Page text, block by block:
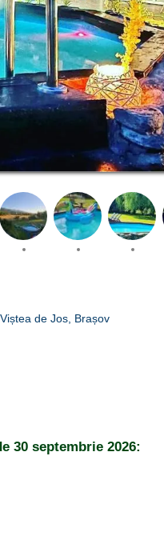
de Jos, Brașov
30 septembrie 2026: